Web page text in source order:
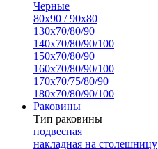
Черные
80х90 / 90х80
130х70/80/90
140х70/80/90/100
150х70/80/90
160х70/80/90/100
170х70/75/80/90
180х70/80/90/100
Раковины
Тип раковины
подвесная
накладная на столешницу